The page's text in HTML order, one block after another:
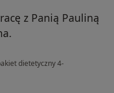
z Panią Pauliną
dietetyczny 4-